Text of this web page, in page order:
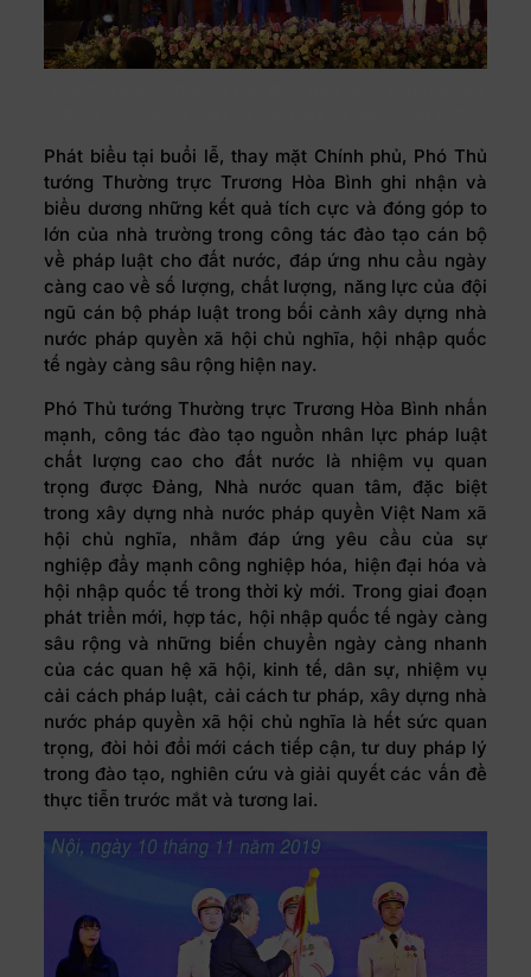
Phát biểu tại buổi lễ, thay mặt Chính phủ, Phó Thủ
tướng Thường trực Trương Hòa Bình ghi nhận và
biểu dương những kết quả tích cực và đóng góp to
lớn của nhà trường trong công tác đào tạo cán bộ
về pháp luật cho đất nước, đáp ứng nhu cầu ngày
càng cao về số lượng, chất lượng, năng lực của đội
ngũ cán bộ pháp luật trong bối cảnh xây dựng nhà
nước pháp quyền xã hội chủ nghĩa, hội nhập quốc
tế ngày càng sâu rộng hiện nay.
Phó Thủ tướng Thường trực Trương Hòa Bình nhấn
mạnh, công tác đào tạo nguồn nhân lực pháp luật
chất lượng cao cho đất nước là nhiệm vụ quan
trọng được Đảng, Nhà nước quan tâm, đặc biệt
trong xây dựng nhà nước pháp quyền Việt Nam xã
hội chủ nghĩa, nhằm đáp ứng yêu cầu của sự
nghiệp đẩy mạnh công nghiệp hóa, hiện đại hóa và
hội nhập quốc tế trong thời kỳ mới. Trong giai đoạn
phát triển mới, hợp tác, hội nhập quốc tế ngày càng
sâu rộng và những biến chuyển ngày càng nhanh
của các quan hệ xã hội, kinh tế, dân sự, nhiệm vụ
cải cách pháp luật, cải cách tư pháp, xây dựng nhà
nước pháp quyền xã hội chủ nghĩa là hết sức quan
trọng, đòi hỏi đổi mới cách tiếp cận, tư duy pháp lý
trong đào tạo, nghiên cứu và giải quyết các vấn đề
thực tiễn trước mắt và tương lai.